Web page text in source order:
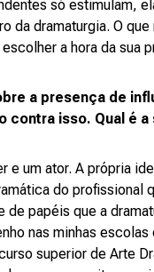
só estimulam,
da dramaturgia. O
a hora da sua
a presença de
isso. Qual é
e um ator. A própria
do profissional
papéis que a
nas minhas
superior de Arte